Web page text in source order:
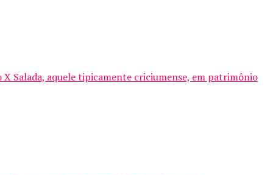
Salada, aquele tipicamente criciumense, em patrimônio